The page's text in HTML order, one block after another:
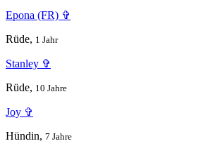
Epona (FR) ✞
Rüde, 1 Jahr
Stanley ✞
Rüde, 10 Jahre
Joy ✞
Hündin, 7 Jahre